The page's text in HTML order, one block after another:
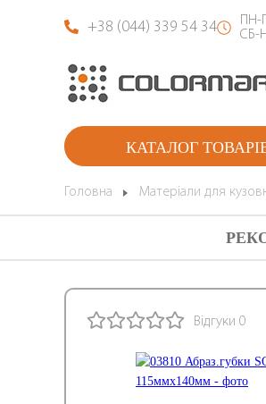
+38 (044) 339 54 34
СБ-
КАТАЛОГ
Головна Матеріали для
Відгуки 0